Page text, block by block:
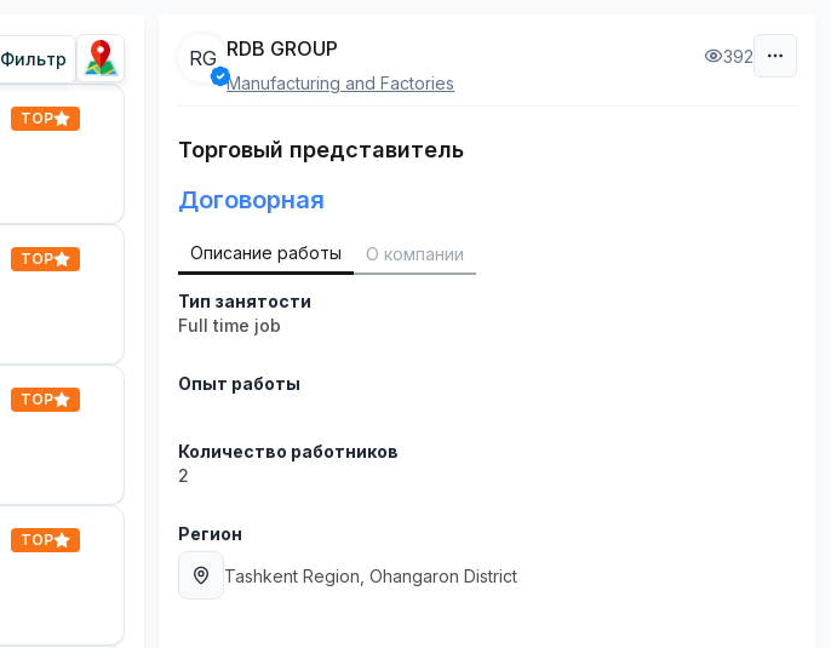
Фильтр
TOP
TOP
TOP
TOP
RG RDB GROUP
Manufacturing and Factories
392
Торговый представитель
Договорная
Описание работы О компании
Тип занятости
Full time job
Опыт работы
Количество работников
2
Регион
Tashkent Region , Ohangaron District